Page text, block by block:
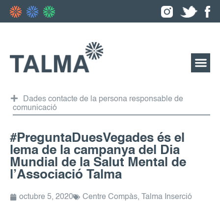
Dades contacte de la persona responsable de
comunicació
#PreguntaDuesVegades és el
lema de la campanya del Dia
Mundial de la Salut Mental de
l’Associació Talma
octubre 5, 2020 Centre Compàs, Talma Inserció